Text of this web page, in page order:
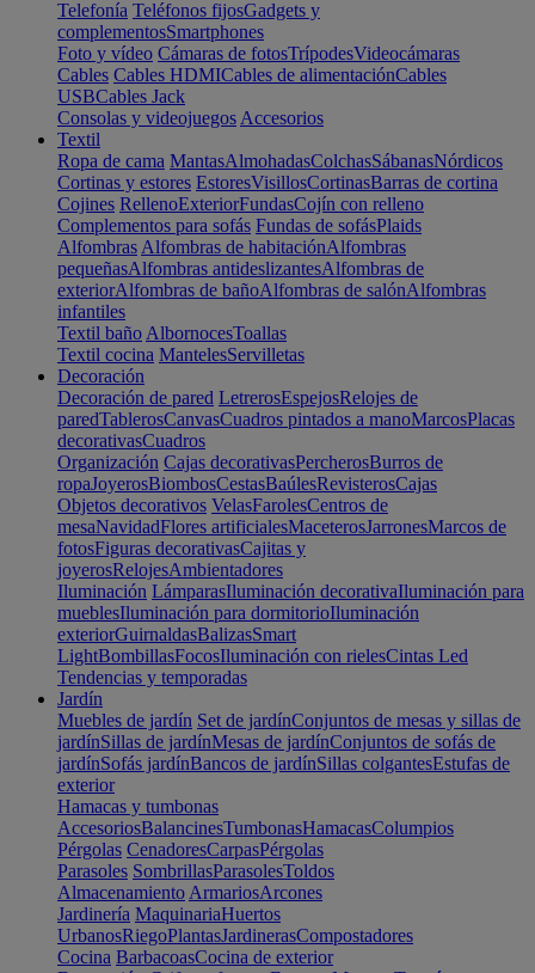
Telefonía Teléfonos fijosGadgets y
complementosSmartphones
Foto y vídeo Cámaras de fotosTrípodesVideocámaras
Cables Cables HDMICables de alimentaciónCables
USBCables Jack
Consolas y videojuegos Accesorios
Textil
Ropa de cama MantasAlmohadasColchasSábanasNórdicos
Cortinas y estores EstoresVisillosCortinasBarras de cortina
Cojines RellenoExteriorFundasCojín con relleno
Complementos para sofás Fundas de sofásPlaids
Alfombras Alfombras de habitaciónAlfombras
pequeñasAlfombras antideslizantesAlfombras de
exteriorAlfombras de bañoAlfombras de salónAlfombras
infantiles
Textil baño AlbornocesToallas
Textil cocina MantelesServilletas
Decoración
Decoración de pared LetrerosEspejosRelojes de
paredTablerosCanvasCuadros pintados a manoMarcosPlacas
decorativasCuadros
Organización Cajas decorativasPercherosBurros de
ropaJoyerosBiombosCestasBaúlesRevisterosCajas
Objetos decorativos VelasFarolesCentros de
mesaNavidadFlores artificialesMaceterosJarronesMarcos de
fotosFiguras decorativasCajitas y
joyerosRelojesAmbientadores
Iluminación LámparasIluminación decorativaIluminación para
mueblesIluminación para dormitorioIluminación
exteriorGuirnaldasBalizasSmart
LightBombillasFocosIluminación con rielesCintas Led
Tendencias y temporadas
Jardín
Muebles de jardín Set de jardínConjuntos de mesas y sillas de
jardínSillas de jardínMesas de jardínConjuntos de sofás de
jardínSofás jardínBancos de jardínSillas colgantesEstufas de
exterior
Hamacas y tumbonas
AccesoriosBalancinesTumbonasHamacasColumpios
Pérgolas CenadoresCarpasPérgolas
Parasoles SombrillasParasolesToldos
Almacenamiento ArmariosArcones
Jardinería MaquinariaHuertos
UrbanosRiegoPlantasJardinerasCompostadores
Cocina BarbacoasCocina de exterior